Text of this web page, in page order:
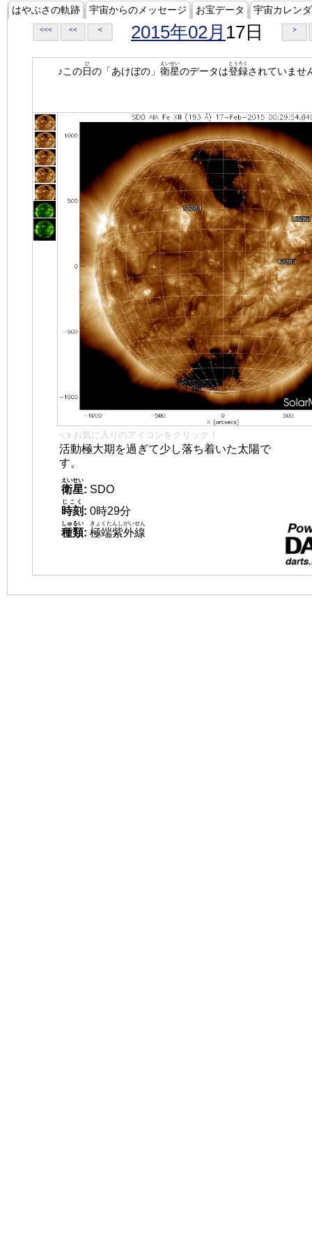
はやぶさの軌跡 宇宙からのメッセージ お宝データ 宇宙カレン
<<< << < 2015年02月 17日 >
♪この日
ひ
の「あけぼの」 衛星
えいせい
のデータは登録
とうろく
されていませ
👈 お気に入りのアイコンをクリック！
活動極大期を過ぎて少し落ち着いた太陽で
す。
衛星
えいせい
: SDO
時刻
じこく
: 0時29分
種類
しゅるい
: 極端紫外線
きょくたんしがいせん